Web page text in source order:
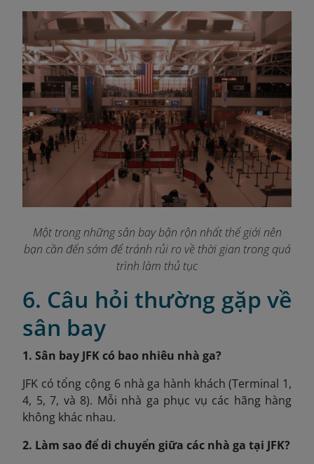
Một trong những sân bay bận rộn nhất thế giới nên
bạn cần đến sớm để tránh rủi ro về thời gian trong quá
trình làm thủ tục
6. Câu hỏi thường gặp về
sân bay
1. Sân bay JFK có bao nhiêu nhà ga?
JFK có tổng cộng 6 nhà ga hành khách (Terminal 1,
4, 5, 7, và 8). Mỗi nhà ga phục vụ các hãng hàng
không khác nhau.
2. Làm sao để di chuyển giữa các nhà ga tại JFK?